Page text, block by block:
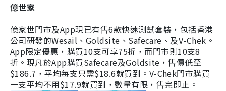
億世家
億家世門市及App現已有售6款快速測試套裝，包括香港
公司研發的Wesail、Goldsite、Safecare、及V-Chek。
App限定優惠，購買10支可享75折，而門市則10支8
折。現凡於App購買Safecare及Goldsite，售價低至
$186.7，平均每支只需$18.6就買到。V-Chek門市購買
一支平均不用$17.9就買到，數量有限，售完即止。